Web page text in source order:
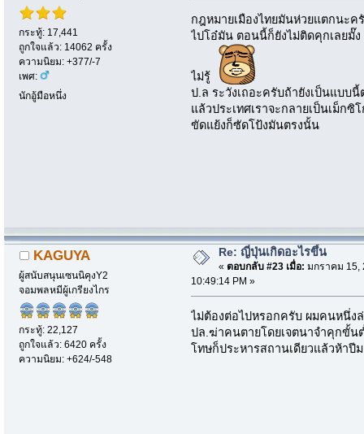
กระทู้: 17,441
ถูกใจแล้ว: 14062 ครั้ง
ความนิยม: +377/-7
เพศ:
นักอู้มือหนึ่ง
กฎหมายเมืองไทยมันห่วยแตกนะ
ไปโอ๋มัน ตอนนี้ก็ยังไม่ติดคุกเลย
ไม่รู้
ป.ล ระวังเถอะครับถ้ายังเป็นแบบ
แล้วประเทศเราจะกลายเป็นเม็ก
ขัดแย้งก็ซัดโป้งมันตรงนั้น
KAGUYA
ผู้สนับสนุนเซนนิคุงY2
จอมพลหมีผู้เกรียงไกร
กระทู้: 22,127
ถูกใจแล้ว: 6420 ครั้ง
ความนิยม: +624/-548
Re: ญี่ปุ่นเกิดอะไรขึ้น
« ตอบกลับ #23 เมื่อ: มกราคม 15,
10:49:14 PM »
ไม่ต้องต่อไปหรอกครับ ผมคนหนึ่ง
ปล.ฆ่าคนตายโดยเจตนาจำคุกขั้น
โทษก็ประหารสถานเดียวแล้วห้าปีม